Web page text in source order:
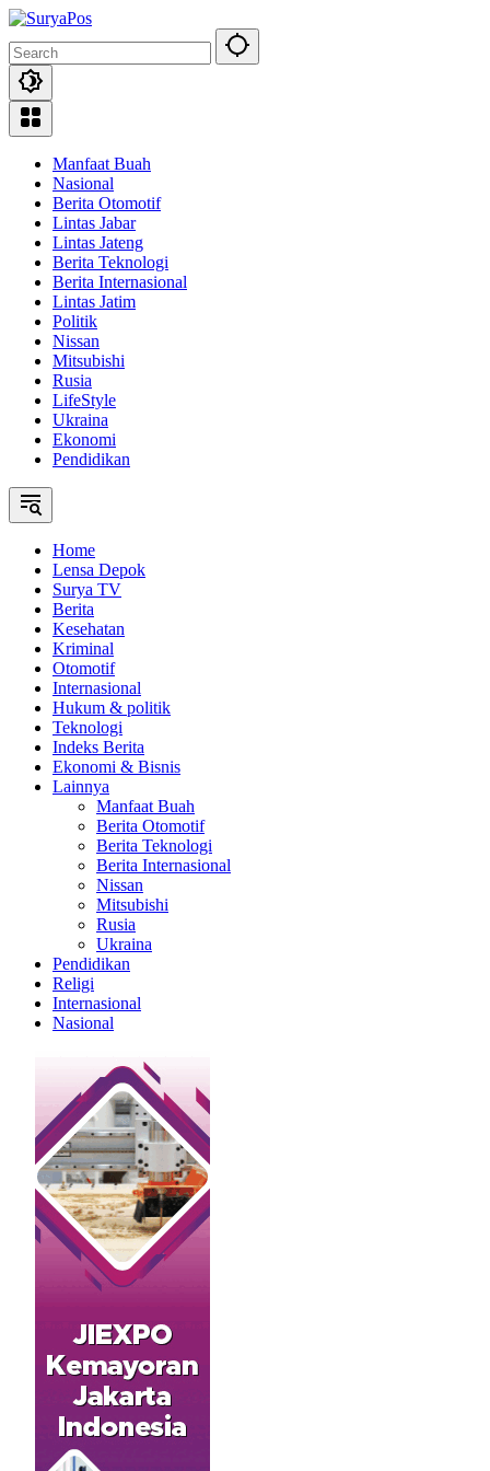
Skip
content
Manfaat Buah
Nasional
Berita Otomotif
Lintas Jabar
Lintas Jateng
Berita Teknologi
Berita Internasional
Lintas Jatim
Politik
Nissan
Mitsubishi
Rusia
LifeStyle
Ukraina
Ekonomi
Pendidikan
Home
Lensa Depok
Surya TV
Berita
Kesehatan
Kriminal
Otomotif
Internasional
Hukum & politik
Teknologi
Indeks Berita
Ekonomi & Bisnis
Lainnya
Manfaat Buah
Berita Otomotif
Berita Teknologi
Berita Internasional
Nissan
Mitsubishi
Rusia
Ukraina
Pendidikan
Religi
Internasional
Nasional